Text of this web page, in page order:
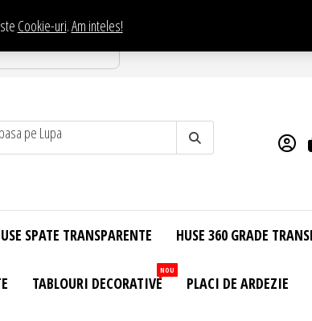
Cookie-uri.Am inteles!
pe Lupa
SPATE TRANSPARENTE HUSE 360 GRADE
TABLOURI DECORATIVE
NOU
PLACI DE ARDEZIE